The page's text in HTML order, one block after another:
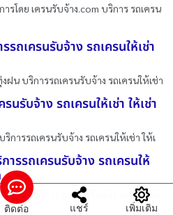
รโดย เครนรับจ้าง.com บริการ รถเครน
ถเครนรับจ้าง รถเครนให้เช่า
ฝน บริการรถเครนรับจ้าง รถเครนให้เช่า
นรับจ้าง รถเครนให้เช่า ให้เช่า
การรถเครนรับจ้าง รถเครนให้เช่า ให้เ
รรถเครนรับจ้าง รถเครนให้
ทราย บริการรถเครนรับจ้าง รถเครนให้
ติดต่อ แชร์ เพิ่มเติม